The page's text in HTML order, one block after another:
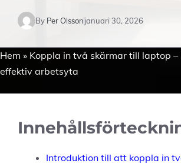
By Per Olssonjanuari 30, 2026
Hem » Koppla in två skärmar till laptop –
effektiv arbetsyta
Introduktion till att koppla in